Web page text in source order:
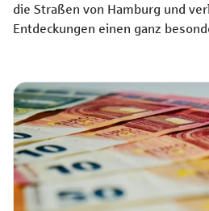
die Straßen von Hamburg und
Entdeckungen einen ganz